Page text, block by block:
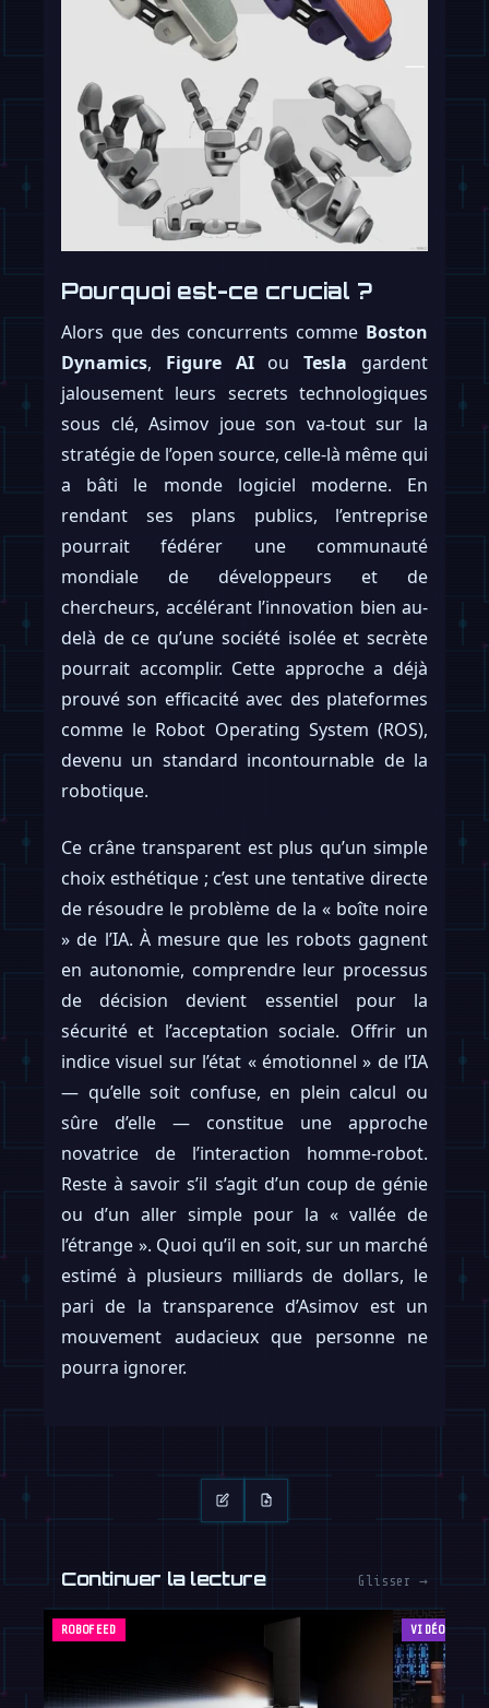
Pourquoi est-ce crucial ?
Alors que des concurrents comme Boston
Dynamics, Figure AIouTesla gardent
jalousement leurs secrets technologiques
sous clé, Asimov joue son va-tout sur la
stratégie de l’open source, celle-là même qui
a bâti le monde logiciel moderne. En
rendant ses plans publics, l’entreprise
pourrait fédérer une communauté
mondiale de développeurs et de
chercheurs, accélérant l’innovation bien au-
delà de ce qu’une société isolée et secrète
pourrait accomplir. Cette approche a déjà
prouvé son efficacité avec des plateformes
comme le Robot Operating System (ROS),
devenu un standard incontournable de la
robotique.
Ce crâne transparent est plus qu’un simple
choix esthétique ; c’est une tentative directe
de résoudre le problème de la « boîte noire
» de l’IA. À mesure que les robots gagnent
en autonomie, comprendre leur processus
de décision devient essentiel pour la
sécurité et l’acceptation sociale. Offrir un
indice visuel sur l’état « émotionnel » de l’IA
— qu’elle soit confuse, en plein calcul ou
sûre d’elle — constitue une approche
novatrice de l’interaction homme-robot.
Reste à savoir s’il s’agit d’un coup de génie
ou d’un aller simple pour la « vallée de
l’étrange ». Quoi qu’il en soit, sur un marché
estimé à plusieurs milliards de dollars, le
pari de la transparence d’Asimov est un
mouvement audacieux que personne ne
pourra ignorer.
Continuer la lecture Glisser →
ROBOFEED VIDÉOS